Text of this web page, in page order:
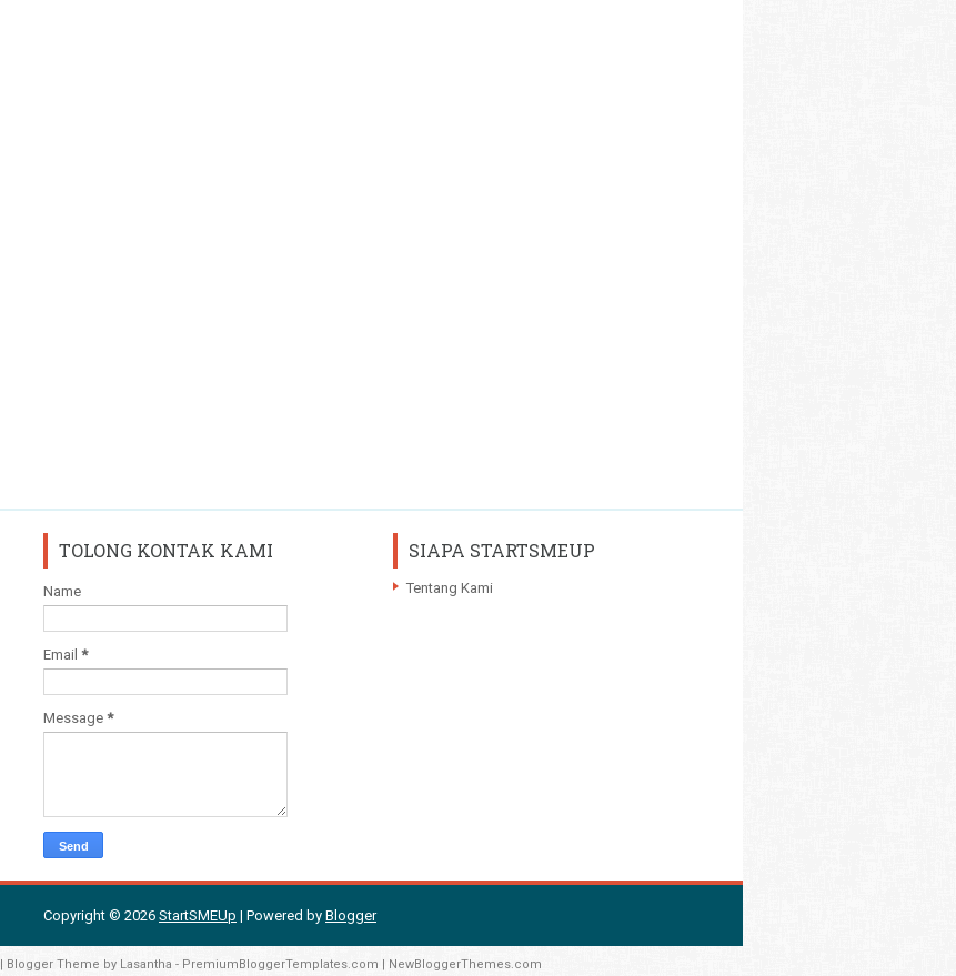
TOLONG KONTAK KAMI
Name
Email *
Message *
SIAPA STARTSMEUP
Tentang Kami
Copyright © 2026 StartSMEUp | Powered by Blogger
| Blogger Theme by Lasantha - PremiumBloggerTemplates.com | NewBloggerThemes.com